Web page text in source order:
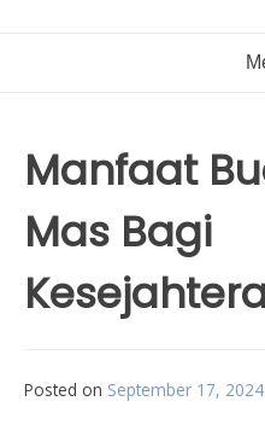
Manfaat
Mas Bagi
Posted on September 17, 2024